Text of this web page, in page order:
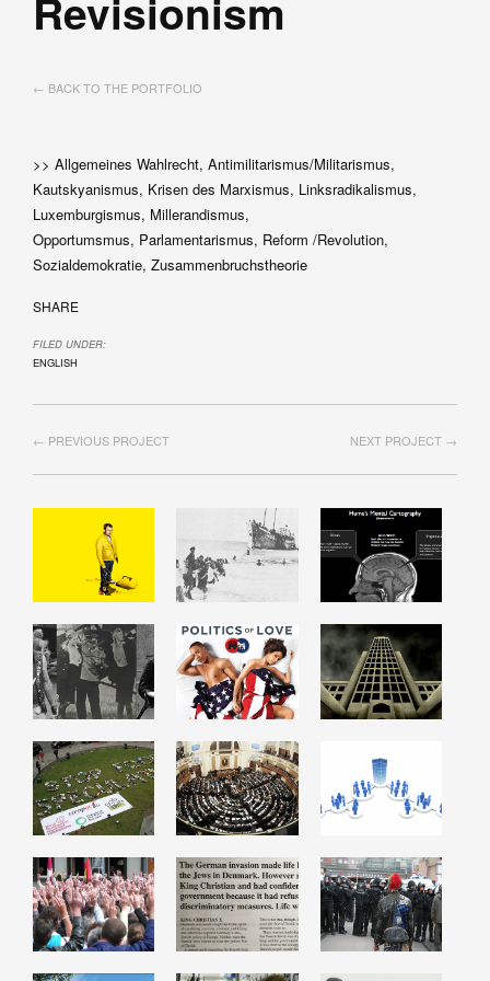
← BACK TO THE PORTFOLIO
>> Allgemeines Wahlrecht, Antimilitarismus/Militarismus,
Kautskyanismus, Krisen des Marxismus, Linksradikalismus,
Luxemburgismus, Millerandismus,
Opportumsmus, Parlamentarismus, Reform /Revolution,
Sozialdemokratie, Zusammenbruchstheorie
SHARE
FILED UNDER:
ENGLISH
NEXT PROJECT →
← PREVIOUS PROJECT